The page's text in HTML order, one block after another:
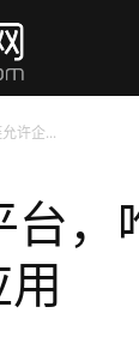
镜
网
许企...
台